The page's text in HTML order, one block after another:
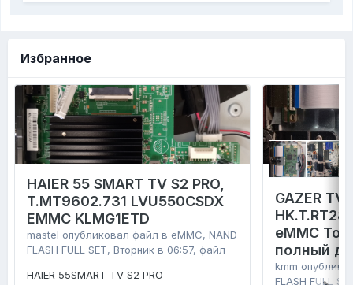
Избранное
HAIER 55 SMART TV S2 PRO,
T.MT9602.731 LVU550CSDX
EMMC KLMG1ETD
mastel опубликовал файл в eMMC, NAND
FLASH FULL SET, Вторник в 06:57, файл
HAIER 55SMART TV S2 PRO
GAZER
eMMC
полный
kmm
FLASH FULL